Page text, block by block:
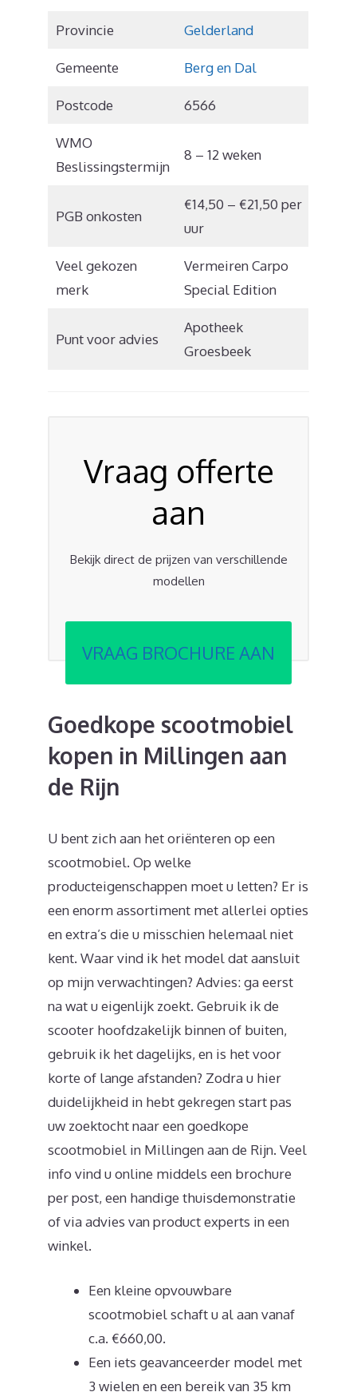
Provincie Gelderland
Gemeente Berg en Dal
Postcode 6566
WMO
Beslissingstermijn
8 – 12 weken
PGB onkosten
€14,50 – €21,50 per
uur
Veel gekozen
merk
Vermeiren Carpo
Special Edition
Punt voor advies
Apotheek
Groesbeek
Vraag offerte
aan
Bekijk direct de prijzen van verschillende
modellen
VRAAG BROCHURE AAN
Goedkope scootmobiel
kopen in Millingen aan
de Rijn
U bent zich aan het oriënteren op een
scootmobiel. Op welke
producteigenschappen moet u letten? Er is
een enorm assortiment met allerlei opties
en extra’s die u misschien helemaal niet
kent. Waar vind ik het model dat aansluit
op mijn verwachtingen? Advies: ga eerst
na wat u eigenlijk zoekt. Gebruik ik de
scooter hoofdzakelijk binnen of buiten,
gebruik ik het dagelijks, en is het voor
korte of lange afstanden? Zodra u hier
duidelijkheid in hebt gekregen start pas
uw zoektocht naar een goedkope
scootmobiel in Millingen aan de Rijn. Veel
info vind u online middels een brochure
per post, een handige thuisdemonstratie
of via advies van product experts in een
winkel.
Een kleine opvouwbare
scootmobiel schaft u al aan vanaf
c.a. €660,00.
Een iets geavanceerder model met
3 wielen en een bereik van 35 km